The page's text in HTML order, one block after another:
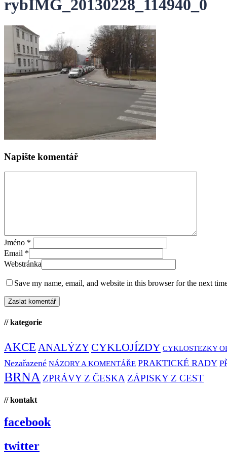
rybIMG_20130228_114940_0
Napište komentář
Jméno *
Email *
Webstránka
Save my name, email, and website in this browser for the next
// kategorie
AKCE ANALÝZY CYKLOJÍZDY CYKLOSTEZKY
Nezařazené NÁZORY A KOMENTÁŘE PRAKTICKÉ RADY
BRNA ZPRÁVY Z ČESKA ZÁPISKY Z CEST
// kontakt
facebook
twitter